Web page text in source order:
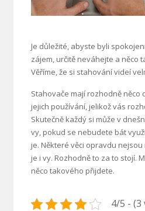
Je důležité, abyste byli
zájem, určitě neváhejte a něco
Věříme, že si stahování videí
Stahovače mají rozhodně něco
jejich používání, jelikož vás
Skutečně každý si může v
vy, pokud se nebudete bát
je. Některé věci opravdu
je i vy. Rozhodně to za to stojí.
něco takového přijdete.
4/5 - (3